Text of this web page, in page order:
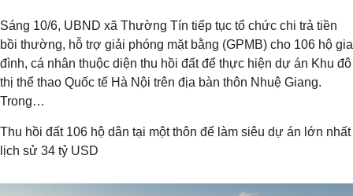
Sáng 10/6, UBND xã Thường Tín tiếp tục tổ chức chi trả tiền
bồi thường, hỗ trợ giải phóng mặt bằng (GPMB) cho 106 hộ gia
đình, cá nhân thuộc diện thu hồi đất để thực hiện dự án Khu đô
thị thể thao Quốc tế Hà Nội trên địa bàn thôn Nhuệ Giang.
Trong…
Thu hồi đất 106 hộ dân tại một thôn để làm siêu dự án lớn nhất
lịch sử 34 tỷ USD